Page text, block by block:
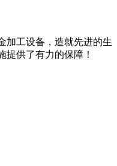
加工设备，造就先进的生
提供了有力的保障！